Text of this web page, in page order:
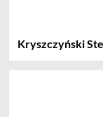
Kryszczyński